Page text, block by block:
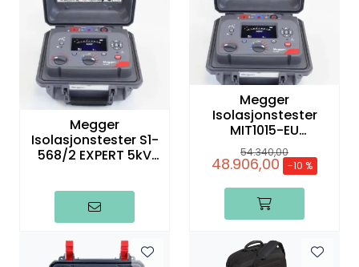
Megger
Isolasjonstester S1-
568/2 EXPERT 5kV
Megger
Isolasjonstester
MIT1015-EU
ESSENTIAL 10kV IRT
2024 PIP
54.340,00
48.906,00 -10 %